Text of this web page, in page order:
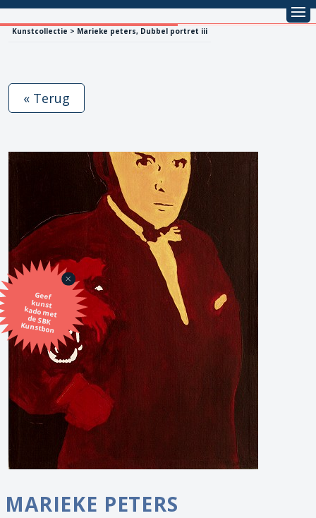
Kunstcollectie > Marieke peters, Dubbel portret iii
Geef
kunst
kado met
de SBK
Kunstbon
« Terug
MARIEKE PETERS